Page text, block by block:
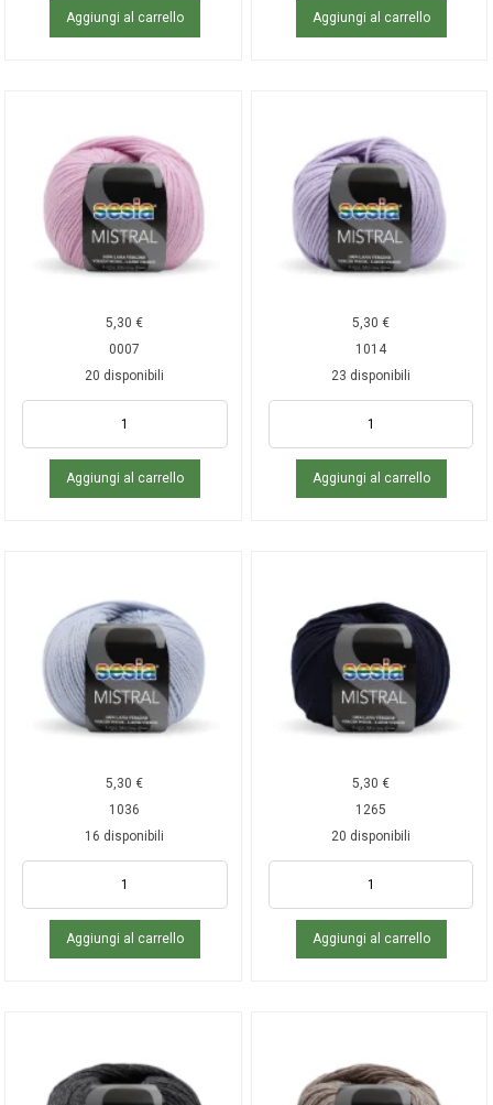
Aggiungi al carrello Aggiungi al carrello
5,30€
0007
20 disponibili
Aggiungi al carrello
5,30€
1014
23 disponibili
Aggiungi al carrello
5,30€
1036
16 disponibili
Aggiungi al carrello
5,30€
1265
20 disponibili
Aggiungi al carrello